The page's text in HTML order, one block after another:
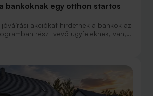
bankoknak egy otthon startos
akciókat hirdetnek a bankok az
részt vevő ügyfeleknek, van,
félmillió forint jóváírást is össze lehet